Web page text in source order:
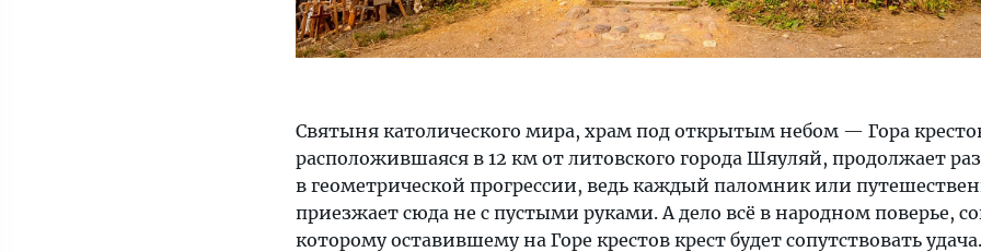
Святыня католического мира, храм под открытым небом — Гора
расположившаяся в 12 км от литовского города Шяуляй, продолжает
в геометрической прогрессии, ведь каждый паломник или
приезжает сюда не с пустыми руками. А дело всё в народном поверье,
которому оставившему на Горе крестов крест будет сопутствовать